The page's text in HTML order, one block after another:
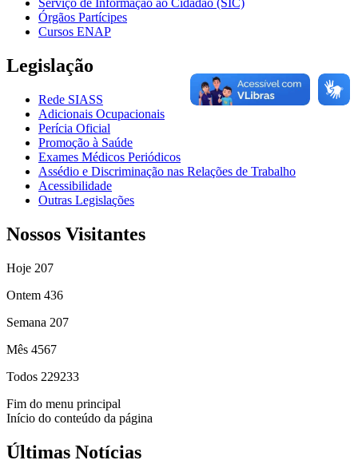
Serviço de Informação ao Cidadão (SIC)
Órgãos Partícipes
Cursos ENAP
Legislação
Rede SIASS
Adicionais Ocupacionais
Perícia Oficial
Promoção à Saúde
Exames Médicos Periódicos
Assédio e Discriminação nas Relações de Trabalho
Acessibilidade
Outras Legislações
Nossos Visitantes
Hoje 207
Ontem 436
Semana 207
Mês 4567
Todos 229233
Fim do menu principal
Início do conteúdo da página
Últimas Notícias